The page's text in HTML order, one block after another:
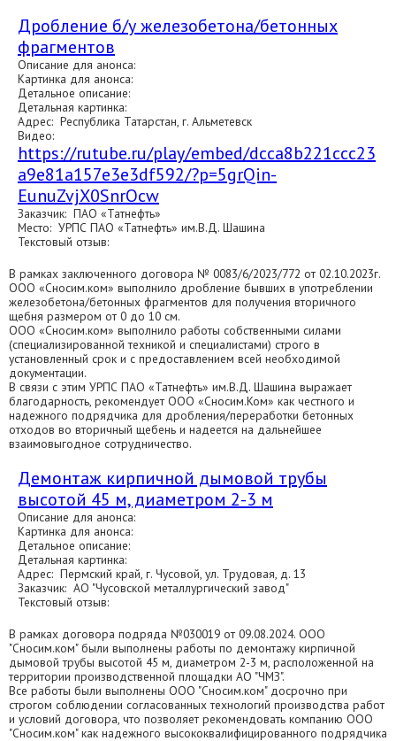
Дробление б/у железобетона/бетонных
фрагментов
Описание для анонса:
Картинка для анонса:
Детальное описание:
Детальная картинка:
Адрес: Республика Татарстан, г. Альметевск
Видео:
https://rutube.ru/play/embed/dcca8b221ccc23
a9e81a157e3e3df592/?p=5grQin-
EunuZvjX0SnrOcw
Заказчик: ПАО «Татнефть»
Место: УРПС ПАО «Татнефть» им.В.Д. Шашина
Текстовый отзыв:
В рамках заключенного договора № 0083/6/2023/772 от 02.10.2023г.
ООО «Сносим.ком» выполнило дробление бывших в употреблении
железобетона/бетонных фрагментов для получения вторичного
щебня размером от 0 до 10 см.
ООО «Сносим.ком» выполнило работы собственными силами
(специализированной техникой и специалистами) строго в
установленный срок и с предоставлением всей необходимой
документации.
В связи с этим УРПС ПАО «Татнефть» им.В.Д. Шашина выражает
благодарность, рекомендует ООО «Сносим.Ком» как честного и
надежного подрядчика для дробления/переработки бетонных
отходов во вторичный щебень и надеется на дальнейшее
взаимовыгодное сотрудничество.
Демонтаж кирпичной дымовой трубы
высотой 45 м, диаметром 2-3 м
Описание для анонса:
Картинка для анонса:
Детальное описание:
Детальная картинка:
Адрес: Пермский край, г. Чусовой, ул. Трудовая, д. 13
Заказчик: АО "Чусовской металлургический завод"
Текстовый отзыв:
В рамках договора подряда №030019 от 09.08.2024. ООО
"Сносим.ком" были выполнены работы по демонтажу кирпичной
дымовой трубы высотой 45 м, диаметром 2-3 м, расположенной на
территории производственной площадки АО "ЧМЗ".
Все работы были выполнены ООО "Сносим.ком" досрочно при
строгом соблюдении согласованных технологий производства работ
и условий договора, что позволяет рекомендовать компанию ООО
"Сносим.ком" как надежного высококвалифицированного подрядчика